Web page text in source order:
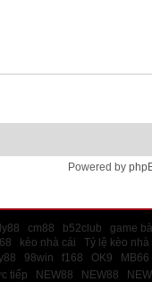
Powered by
cm88 b52club
game
kèo nhà cái
Tỷ lệ kèo nhà
98win f168 OK9
MB66
tiếp NEW88 NEW88